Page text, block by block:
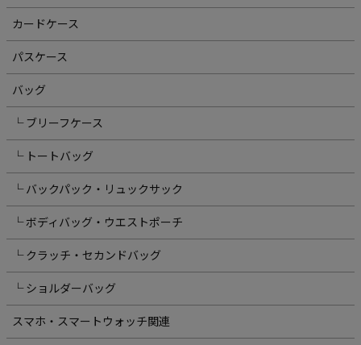
カードケース
パスケース
バッグ
└ ブリーフケース
└ トートバッグ
└ バックパック・リュックサック
└ ボディバッグ・ウエストポーチ
└ クラッチ・セカンドバッグ
└ ショルダーバッグ
スマホ・スマートウォッチ関連